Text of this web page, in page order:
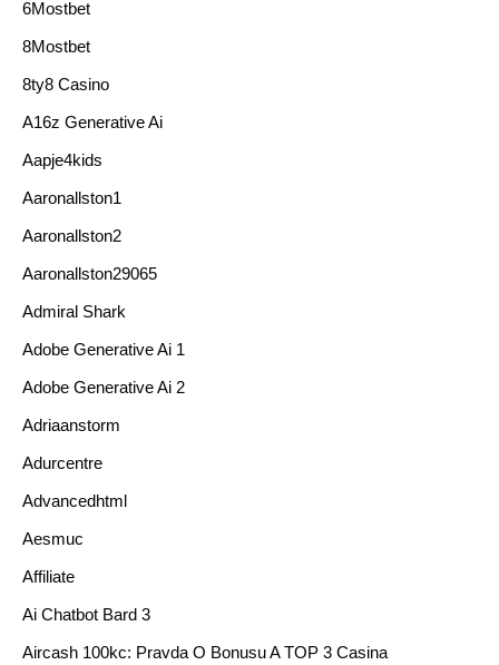
6Mostbet
8Mostbet
8ty8 Casino
A16z Generative Ai
Aapje4kids
Aaronallston1
Aaronallston2
Aaronallston29065
Admiral Shark
Adobe Generative Ai 1
Adobe Generative Ai 2
Adriaanstorm
Adurcentre
Advancedhtml
Aesmuc
Affiliate
Ai Chatbot Bard 3
Aircash 100kc: Pravda O Bonusu A TOP 3 Casina